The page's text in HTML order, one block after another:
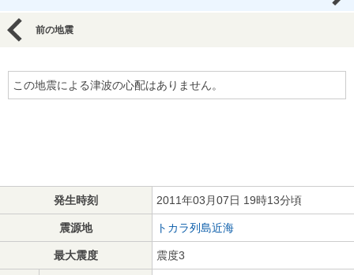
前の地震
この地震による津波の心配はありません。
発生時刻 2011年03月07日 19時13分頃
震源地 トカラ列島近海
最大震度 震度3